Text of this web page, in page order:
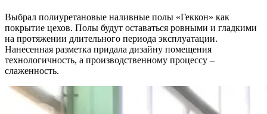
Выбрал полиуретановые наливные полы «Геккон» как
покрытие цехов. Полы будут оставаться ровными и гладкими
на протяжении длительного периода эксплуатации.
Нанесенная разметка придала дизайну помещения
технологичность, а производственному процессу –
слаженность.